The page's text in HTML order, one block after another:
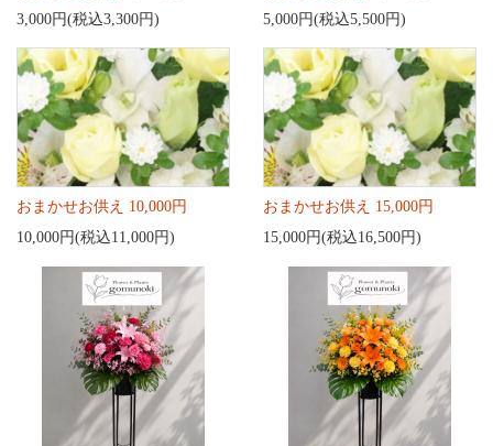
3,000円(税込3,300円)
5,000円(税込5,500円)
おまかせお供え 10,000円
10,000円(税込11,000円)
おまかせお供え 15,000円
15,000円(税込16,500円)